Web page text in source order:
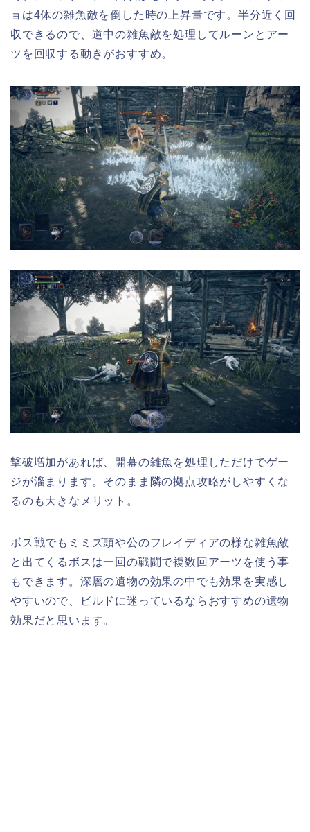
ョは4体の雑魚敵を倒した時の上昇量です。半分近く回
収できるので、道中の雑魚敵を処理してルーンとアー
ツを回収する動きがおすすめ。
撃破増加があれば、開幕の雑魚を処理しただけでゲー
ジが溜まります。そのまま隣の拠点攻略がしやすくな
るのも大きなメリット。
ボス戦でもミミズ頭や公のフレイディアの様な雑魚敵
と出てくるボスは一回の戦闘で複数回アーツを使う事
もできます。深層の遺物の効果の中でも効果を実感し
やすいので、ビルドに迷っているならおすすめの遺物
効果だと思います。